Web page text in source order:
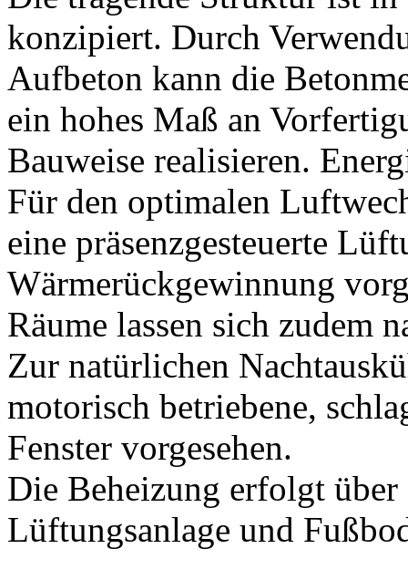
konzipiert. Durch
Aufbeton kann die
ein hohes Maß an
Bauweise realisieren.
Für den optimalen
eine präsenzgesteuerte
Wärmerückgewinnung
Räume lassen sich zudem
Zur natürlichen
motorisch betriebene,
Fenster vorgesehen.
Die Beheizung erfolgt
Lüftungsanlage und